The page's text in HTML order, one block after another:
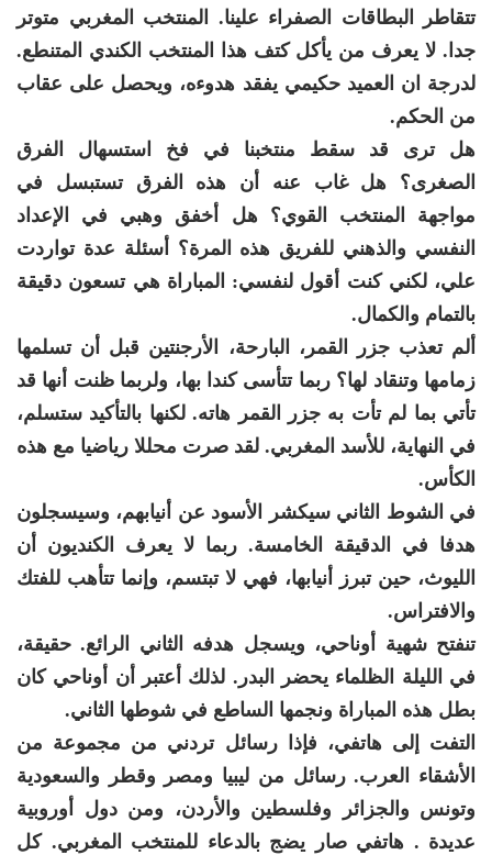
تتقاطر البطاقات الصفراء علينا. المنتخب المغربي متوتر
جدا. لا يعرف من يأكل كتف هذا المنتخب الكندي المتنطع.
لدرجة ان العميد حكيمي يفقد هدوءه، ويحصل على عقاب
من الحكم.
هل ترى قد سقط منتخبنا في فخ استسهال الفرق
الصغرى؟ هل غاب عنه أن هذه الفرق تستبسل في
مواجهة المنتخب القوي؟ هل أخفق وهبي في الإعداد
النفسي والذهني للفريق هذه المرة؟ أسئلة عدة تواردت
علي، لكني كنت أقول لنفسي: المباراة هي تسعون دقيقة
بالتمام والكمال.
ألم تعذب جزر القمر، البارحة، الأرجنتين قبل أن تسلمها
زمامها وتنقاد لها؟ ربما تتأسى كندا بها، ولربما ظنت أنها قد
تأتي بما لم تأت به جزر القمر هاته. لكنها بالتأكيد ستسلم،
في النهاية، للأسد المغربي. لقد صرت محللا رياضيا مع هذه
الكأس.
في الشوط الثاني سيكشر الأسود عن أنيابهم، وسيسجلون
هدفا في الدقيقة الخامسة. ربما لا يعرف الكنديون أن
الليوث، حين تبرز أنيابها، فهي لا تبتسم، وإنما تتأهب للفتك
والافتراس.
تنفتح شهية أوناحي، ويسجل هدفه الثاني الرائع. حقيقة،
في الليلة الظلماء يحضر البدر. لذلك أعتبر أن أوناحي كان
بطل هذه المباراة ونجمها الساطع في شوطها الثاني.
التفت إلى هاتفي، فإذا رسائل تردني من مجموعة من
الأشقاء العرب. رسائل من ليبيا ومصر وقطر والسعودية
وتونس والجزائر وفلسطين والأردن، ومن دول أوروبية
عديدة . هاتفي صار يضج بالدعاء للمنتخب المغربي. كل